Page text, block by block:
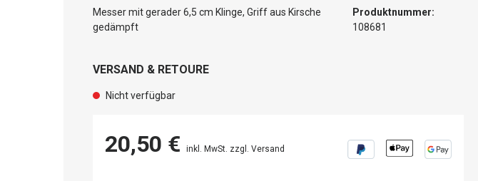
Messer mit gerader 6,5 cm Klinge, Griff aus Kirsche
gedämpft
Produktnummer:
108681
VERSAND & RETOURE
Nicht verfügbar
20,50 € inkl. MwSt. zzgl. Versand